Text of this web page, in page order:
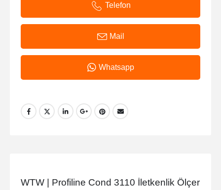
Telefon
Mail
Whatsapp
WTW | Profiline Cond 3110 İletkenlik Ölçer